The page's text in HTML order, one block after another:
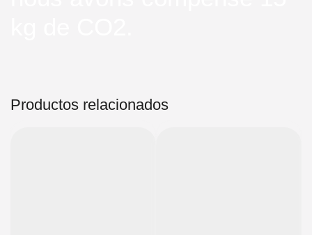
Productos relacionados